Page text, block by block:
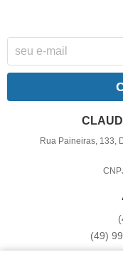
Rua Paineiras, 133,
(49)